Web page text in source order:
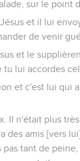
sur le point
et il lui
de venir
et le
tu lui accordes
et c'est lui qui
Il n'était plus
des amis [vers
pas tant de